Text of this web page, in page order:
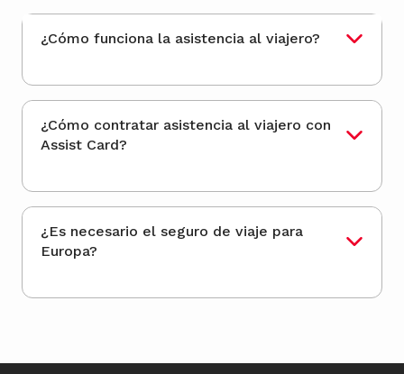
¿Cómo funciona la asistencia al viajero?
¿Cómo contratar asistencia al viajero con
Assist Card?
¿Es necesario el seguro de viaje para
Europa?